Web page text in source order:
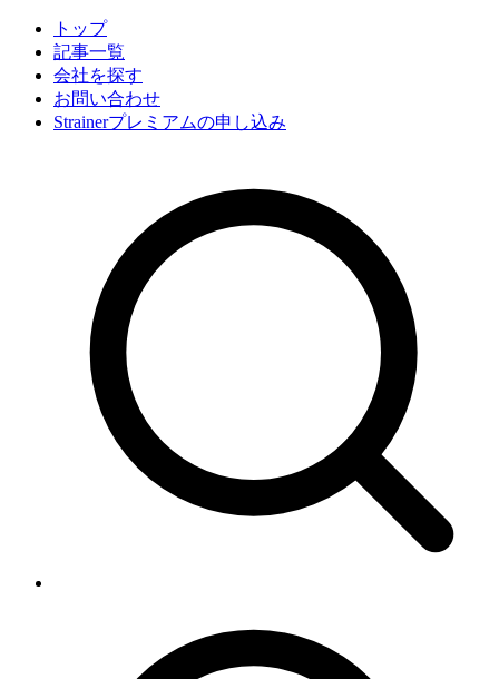
トップ
記事一覧
会社を探す
お問い合わせ
Strainerプレミアムの申し込み